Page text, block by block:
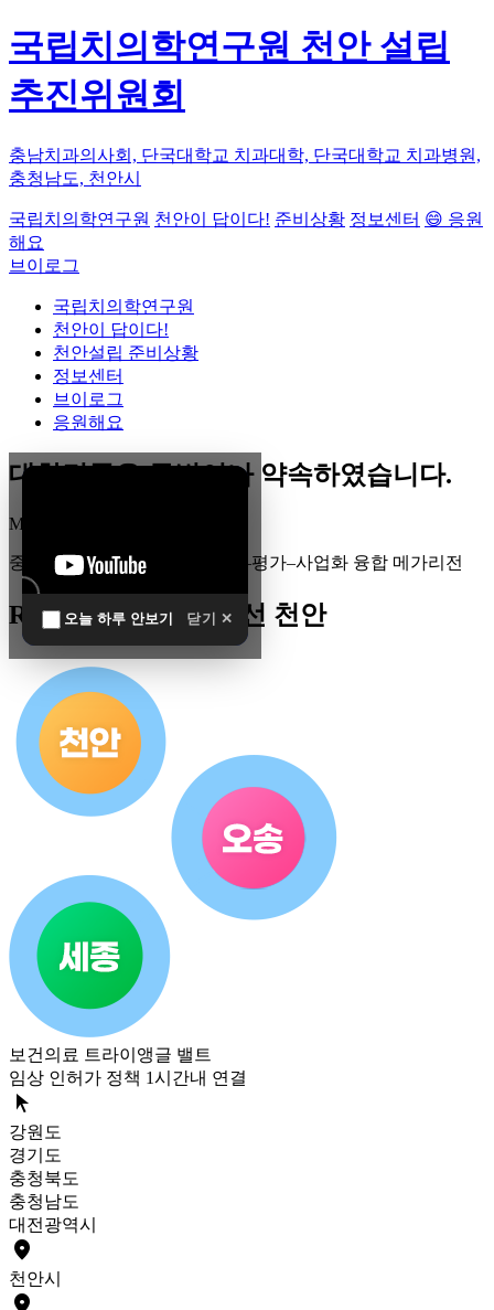
국립치의학연구원 천안 설립
추진위원회
충남치과의사회, 단국대학교 치과대학, 단국대학교 치과병원,
충청남도, 천안시
국립치의학연구원 천안이 답이다! 준비상황 정보센터 😄 응원
해요
브이로그
국립치의학연구원
천안이 답이다!
천안설립 준비상황
정보센터
브이로그
응원해요
오늘 하루 안보기 닫기 ✕
대한민국은 두번이나 약속하였습니다.
MEGA
중부권 전체를 잇는 연구–임상–평가–사업화 융합 메가리전
R&D 남방한계 최전선 천안
보건의료 트라이앵글 밸트
임상 인허가 정책 1시간내 연결
arrow_selector_tool
강원도
경기도
충청북도
충청남도
대전광역시
place
천안시